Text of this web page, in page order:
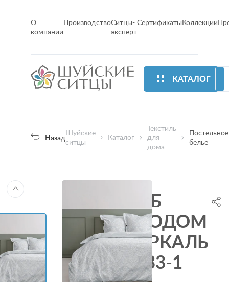
О
компании
ПроизводствоСитцы-
эксперт
СертификатыКоллекции
КАТАЛОГ
НазадШуйские
ситцы
Каталог
Текстиль
для
дома
Постельное
белье
КПБ
ЭКОДОМ
ПЕРКАЛЬ
9733-1